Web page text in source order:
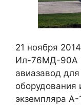
21 ноября
Ил-76МД-90А
авиазавод
оборудования
экземпляра А-